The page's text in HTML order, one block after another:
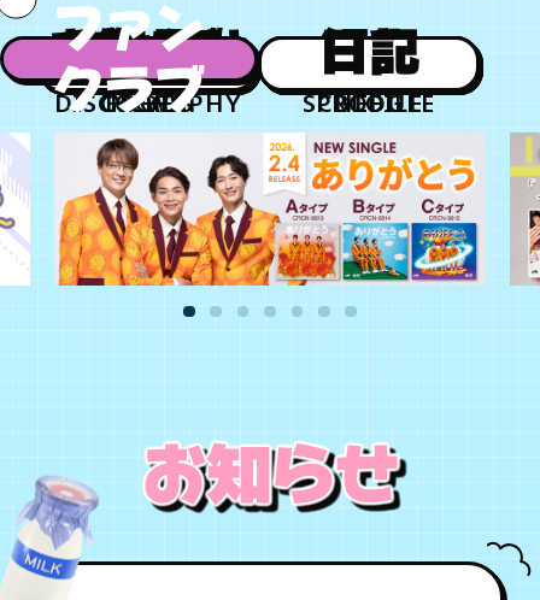
年会員制ファンクラブ
会員登録 ログイン
チケット
TICKET
お知らせ
FC NEWS
ムービー
MOVIE
月会員制ファンクラブ
お知らせ
NEWS
日程
SCHEDULE
チケット
TICKET
紹介
PROFILE
作品
DISCOGRAPHY
日記
BLOG
グッズ
GOODS
ファン
クラブ
お知らせ